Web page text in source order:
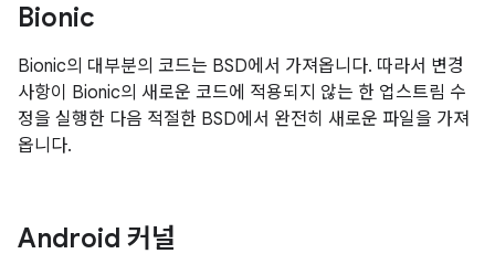
Bionic
Bionic의 대부분의 코드는 BSD에서 가져옵니다. 따라서 변경
사항이 Bionic의 새로운 코드에 적용되지 않는 한 업스트림 수
정을 실행한 다음 적절한 BSD에서 완전히 새로운 파일을 가져
옵니다.
Android 커널